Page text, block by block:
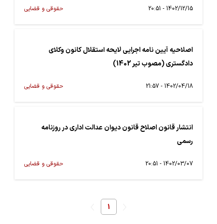
1402/12/15 - 20:51 حقوقی و قضایی
اصلاحیه آیین نامه اجرایی لایحه استقلال کانون وکلای
دادگستری (مصوب تیر 1402)
1402/04/18 - 21:57 حقوقی و قضایی
انتشار قانون اصلاح قانون دیوان عدالت اداری در روزنامه
رسمی
1402/03/07 - 20:51 حقوقی و قضایی
1